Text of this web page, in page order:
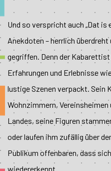
Und so verspricht auch „Dat is
Anekdoten – herrlich
gegriffen. Denn der
Erfahrungen und Erlebnisse
lustige Szenen verpackt. Sein
Wohnzimmern,
Landes, seine Figuren
oder laufen ihm zufällig über
Publikum offenbaren, dass
wiedererkennt ...